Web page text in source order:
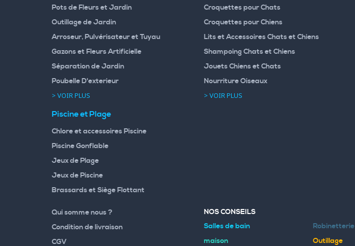
Pots de Fleurs et Jardin
Outillage de Jardin
Arroseur, Pulvérisateur et Tuyau
Gazons et Fleurs Artificielle
Séparation de Jardin
Poubelle D'exterieur
> VOIR PLUS
Croquettes pour Chats
Croquettes pour Chiens
Lits et Accessoires Chats et Chiens
Shampoing Chats et Chiens
Jouets Chiens et Chats
Nourriture Oiseaux
> VOIR PLUS
Piscine et Plage
Chlore et accessoires Piscine
Piscine Gonflable
Jeux de Plage
Jeux de Piscine
Brassards et Siège Flottant
Qui somme nous ?
Condition de livraison
CGV
NOS CONSEILS
Salles de bain
Robinetterie
maison
Outillage